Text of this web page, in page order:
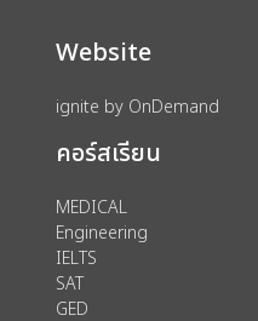
import_contacts วางแผนการเรียน
account_circle เข้าสู่ระบบ
assignment ลงทะเบียน
Website
ignite by OnDemand
คอร์สเรียน
MEDICAL
Engineering
IELTS
SAT
GED